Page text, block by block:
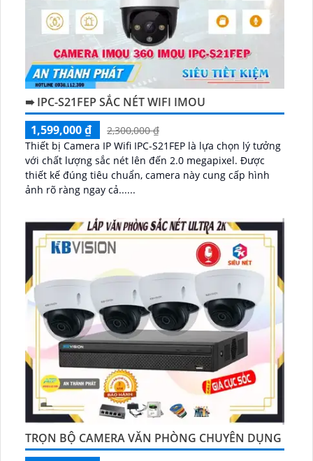
➠ IPC-S21FEP SẮC NÉT WIFI IMOU
1,599,000 ₫
2,300,000 ₫
Thiết bị Camera IP Wifi IPC-S21FEP là lựa chọn lý tưởng
với chất lượng sắc nét lên đến 2.0 megapixel. Được
thiết kế đúng tiêu chuẩn, camera này cung cấp hình
ảnh rõ ràng ngay cả......
TRỌN BỘ CAMERA VĂN PHÒNG CHUYÊN DỤNG